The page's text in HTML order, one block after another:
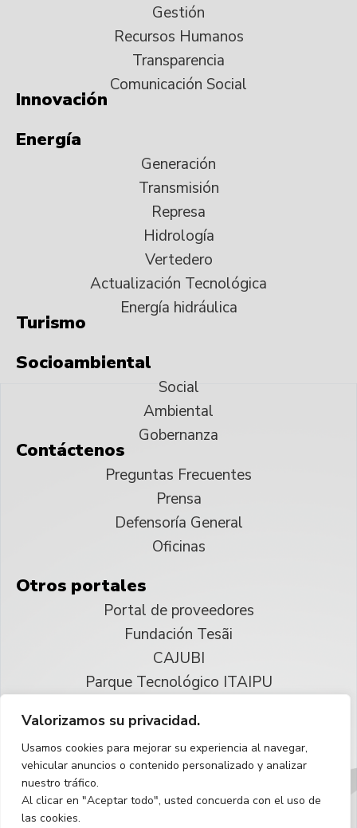
Valorizamos su privacidad.
Usamos cookies para mejorar su experiencia al navegar,
vehicular anuncios o contenido personalizado y analizar
nuestro tráfico.
Al clicar en "Aceptar todo", usted concuerda con el uso de
las cookies.
Gestión
Recursos Humanos
Transparencia
Comunicación Social
Innovación
Energía
Generación
Transmisión
Represa
Hidrología
Vertedero
Actualización Tecnológica
Energía hidráulica
Turismo
Socioambiental
Social
Ambiental
Gobernanza
Contáctenos
Preguntas Frecuentes
Prensa
Defensoría General
Oficinas
Otros portales
Portal de proveedores
Fundación Tesãi
CAJUBI
Parque Tecnológico ITAIPU
Reservados todos los derechos
Español